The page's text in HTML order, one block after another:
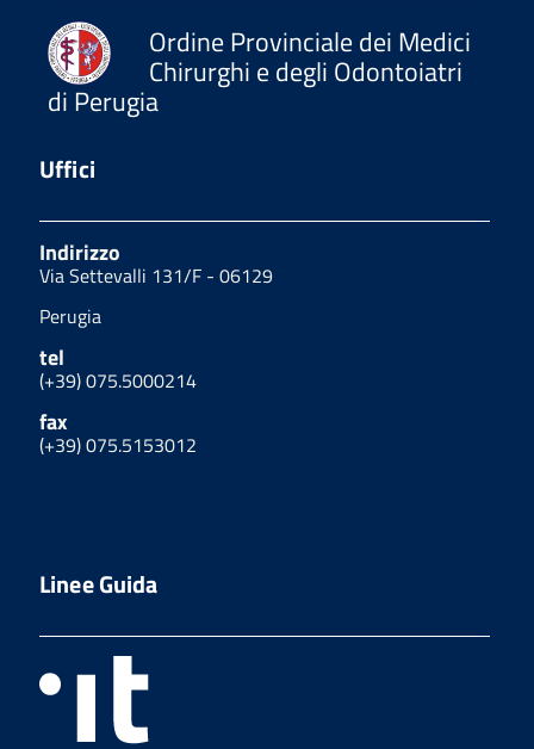
Ordine Provinciale dei Medici
Chirurghi e degli Odontoiatri
di Perugia
Uffici
Indirizzo
Via Settevalli 131/F - 06129
Perugia
tel
(+39) 075.5000214
fax
(+39) 075.5153012
Linee Guida